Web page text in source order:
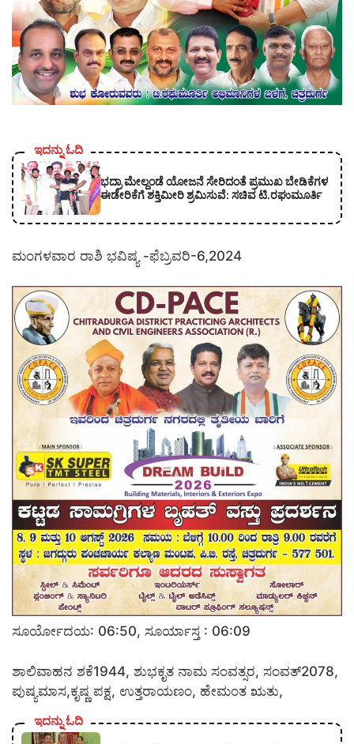
ಇದನ್ನು ಓದಿ
ಭದ್ರಾ ಮೇಲ್ದಂಡೆ ಯೋಜನೆ ಸೇರಿದಂತೆ ಪ್ರಮುಖ ಬೇಡಿಕೆಗಳ
ಈಡೇರಿಕೆಗೆ ಶಕ್ತಿಮೀರಿ ಶ್ರಮಿಸುವೆ: ಸಚಿವ ಟಿ.ರಘುಮೂರ್ತಿ
ಮಂಗಳವಾರ ರಾಶಿ ಭವಿಷ್ಯ -ಫೆಬ್ರವರಿ-6,2024
ಸೂರ್ಯೋದಯ: 06:50, ಸೂರ್ಯಾಸ್ತ : 06:09
ಶಾಲಿವಾಹನ ಶಕೆ1944, ಶುಭಕೃತ ನಾಮ ಸಂವತ್ಸರ, ಸಂವತ್2078,
ಪುಷ್ಯಮಾಸ,ಕೃಷ್ಣ ಪಕ್ಷ, ಉತ್ತರಾಯಣಂ, ಹೇಮಂತ ಋತು,
ಇದನ್ನು ಓದಿ